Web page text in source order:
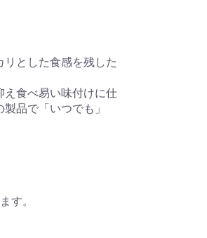
とした食感を残した
え食べ易い味付けに仕
品で「いつでも」
す。